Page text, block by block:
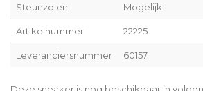
Steunzolen Mogelijk
Artikelnummer 22225
Leveranciersnummer 60157
Deze sneaker is nog beschikbaar in